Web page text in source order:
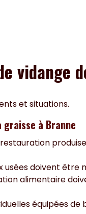
vidange
et situations.
à Branne
doivent être
alimentaire
équipées